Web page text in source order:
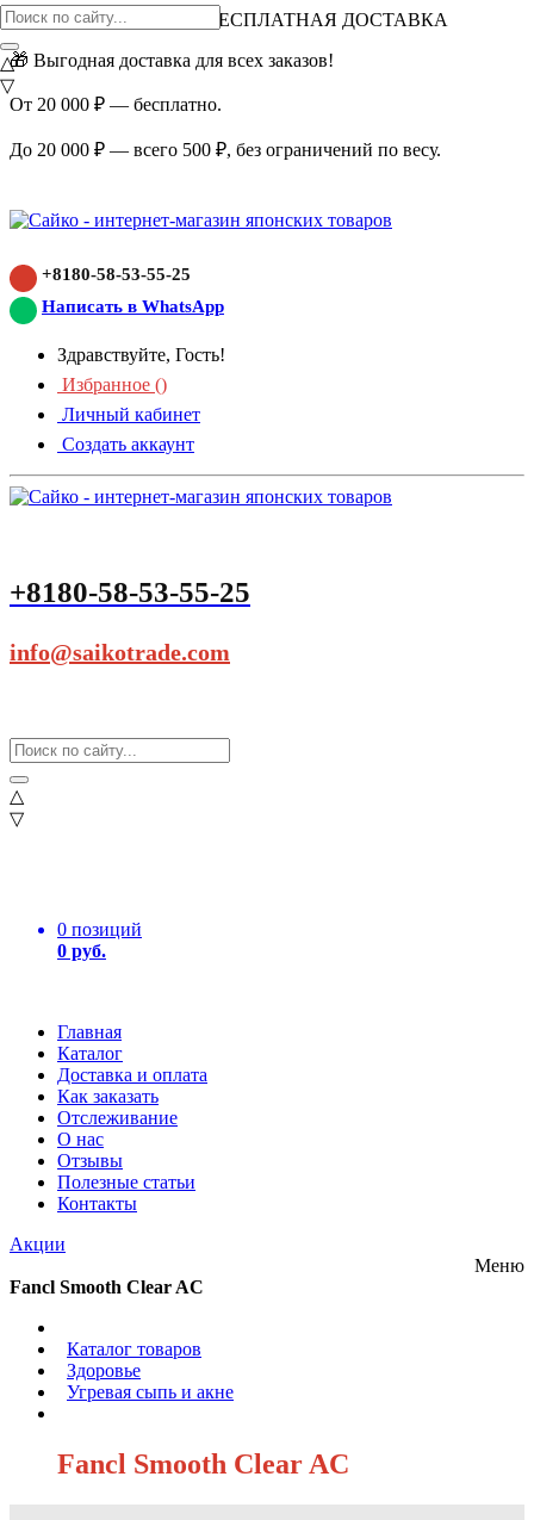
ВНИМАНИЕ АКЦИЯ!
БЕСПЛАТНАЯ ДОСТАВКА
🎁 Выгодная доставка для всех заказов!
От 20 000 ₽ — бесплатно.
До 20 000 ₽ — всего 500 ₽, без ограничений по весу.
+8180-58-53-55-25
Написать в WhatsApp
Здравствуйте, Гость!
Избранное ()
Личный кабинет
Создать аккаунт
+8180-58-53-55-25
info@saikotrade.com
△
▽
0 позиций
0 руб.
Главная
Каталог
Доставка и оплата
Как заказать
Отслеживание
О нас
Отзывы
Полезные статьи
Контакты
Акции
△
▽
Меню
Fancl Smooth Clear AC
Каталог товаров
Здоровье
Угревая сыпь и акне
Fancl Smooth Clear AC